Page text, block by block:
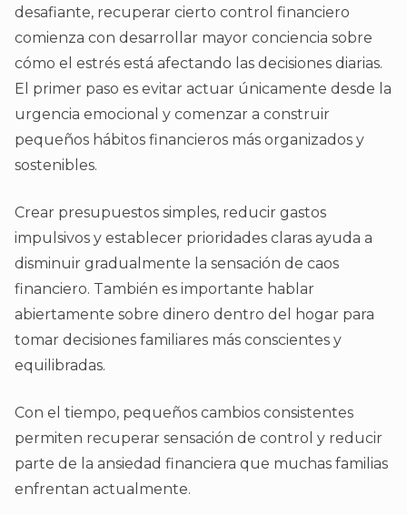
desafiante, recuperar cierto control financiero
comienza con desarrollar mayor conciencia sobre
cómo el estrés está afectando las decisiones diarias.
El primer paso es evitar actuar únicamente desde la
urgencia emocional y comenzar a construir
pequeños hábitos financieros más organizados y
sostenibles.
Crear presupuestos simples, reducir gastos
impulsivos y establecer prioridades claras ayuda a
disminuir gradualmente la sensación de caos
financiero. También es importante hablar
abiertamente sobre dinero dentro del hogar para
tomar decisiones familiares más conscientes y
equilibradas.
Con el tiempo, pequeños cambios consistentes
permiten recuperar sensación de control y reducir
parte de la ansiedad financiera que muchas familias
enfrentan actualmente.